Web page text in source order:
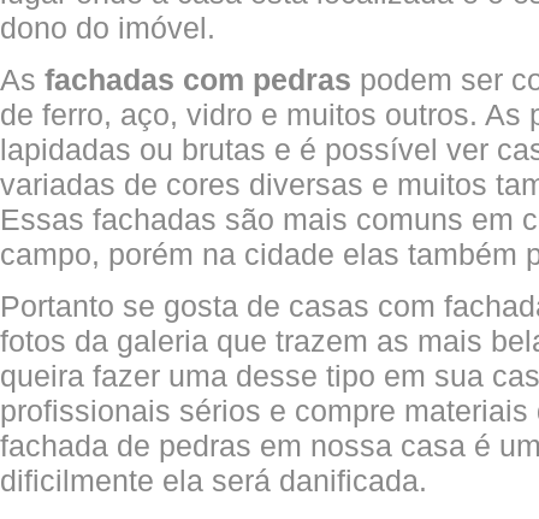
dono do imóvel.
As fachadas com pedras podem ser
de ferro, aço, vidro e muitos outros. As
lapidadas ou brutas e é possível ver
variadas de cores diversas e muitos
Essas fachadas são mais comuns em
campo, porém na cidade elas também
Portanto se gosta de casas com
fotos da galeria que trazem as mais
queira fazer uma desse tipo em sua
profissionais sérios e compre materiais
fachada de pedras em nossa casa é
dificilmente ela será danificada.